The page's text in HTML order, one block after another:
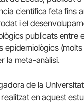
científica feta fins
i el
publicats entre
epidemiològics
la meta-anàlisi.
de la
realitzat en aquest